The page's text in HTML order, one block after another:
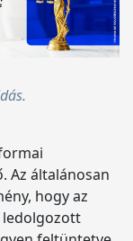
Az általánosan
hogy az
ledolgozott